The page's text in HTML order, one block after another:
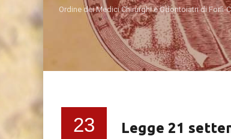
Ordine dei Medici Chirurghi e Odontoiatri di Forlì-
23
Legge 21